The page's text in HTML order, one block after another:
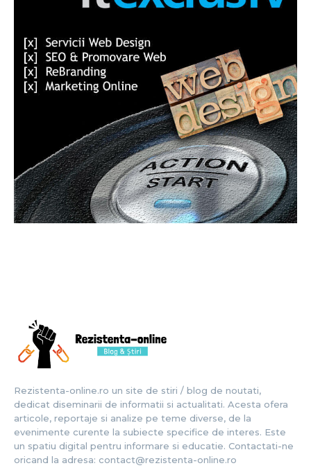
Rezistenta-online.ro un site de stiri / blog de noutati,
dedicat diseminarii de informatii si actualitati. Acesta ofera
articole, reportaje si analize pe teme diverse, de la
evenimente curente la subiecte specifice de interes. Este
un spatiu digital pentru informare si educatie. Contactati-ne
oricand la adresa: contact@rezistenta-online.ro